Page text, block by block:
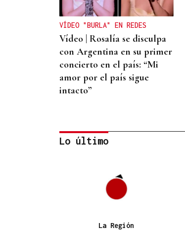
VÍDEO "BURLA" EN REDES
Vídeo | Rosalía se disculpa
con Argentina en su primer
concierto en el país: “Mi
amor por el país sigue
intacto”
QUEN CHO DIXO
¿Sabe usted que la reina
Ourense en la final del
Lo último
La Región